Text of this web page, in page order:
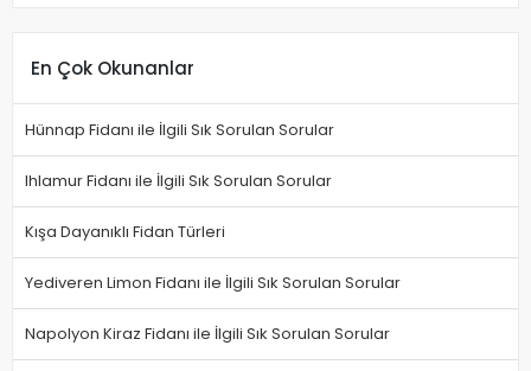
En Çok Okunanlar
Hünnap Fidanı ile İlgili Sık Sorulan Sorular
Ihlamur Fidanı ile İlgili Sık Sorulan Sorular
Kışa Dayanıklı Fidan Türleri
Yediveren Limon Fidanı ile İlgili Sık Sorulan Sorular
Napolyon Kiraz Fidanı ile İlgili Sık Sorulan Sorular